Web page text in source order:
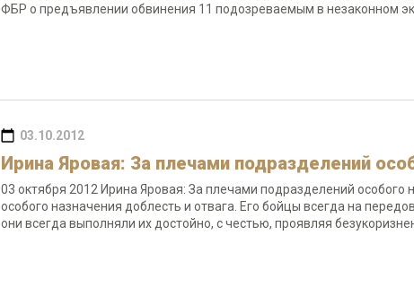
ФБР о предъявлении обвинения 11 подозреваемым в незаконном
03.10.2012
Ирина Яровая: За плечами подразделений
03 октября 2012 Ирина Яровая: За плечами подразделений
особого назначения доблесть и отвага. Его бойцы всегда на
они всегда выполняли их достойно, с честью, проявляя